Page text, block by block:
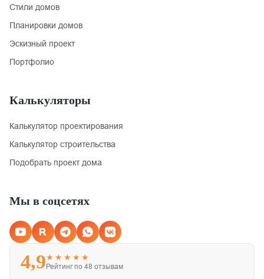
Стили домов
Планировки домов
Эскизный проект
Портфолио
Калькуляторы
Калькулятор проектирования
Калькулятор строительства
Подобрать проект дома
Мы в соцсетях
4,9★★★★★
Рейтинг по 48 отзывам